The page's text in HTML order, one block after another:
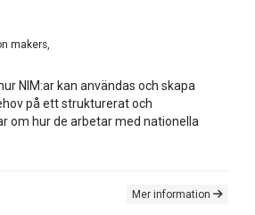
makers,
NIM:ar kan användas och skapa
på ett strukturerat och
om hur de arbetar med nationella
Mer information